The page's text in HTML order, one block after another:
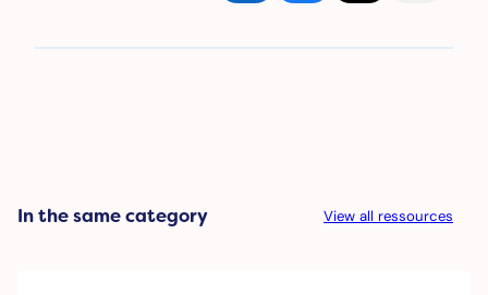
In the same category View all ressources